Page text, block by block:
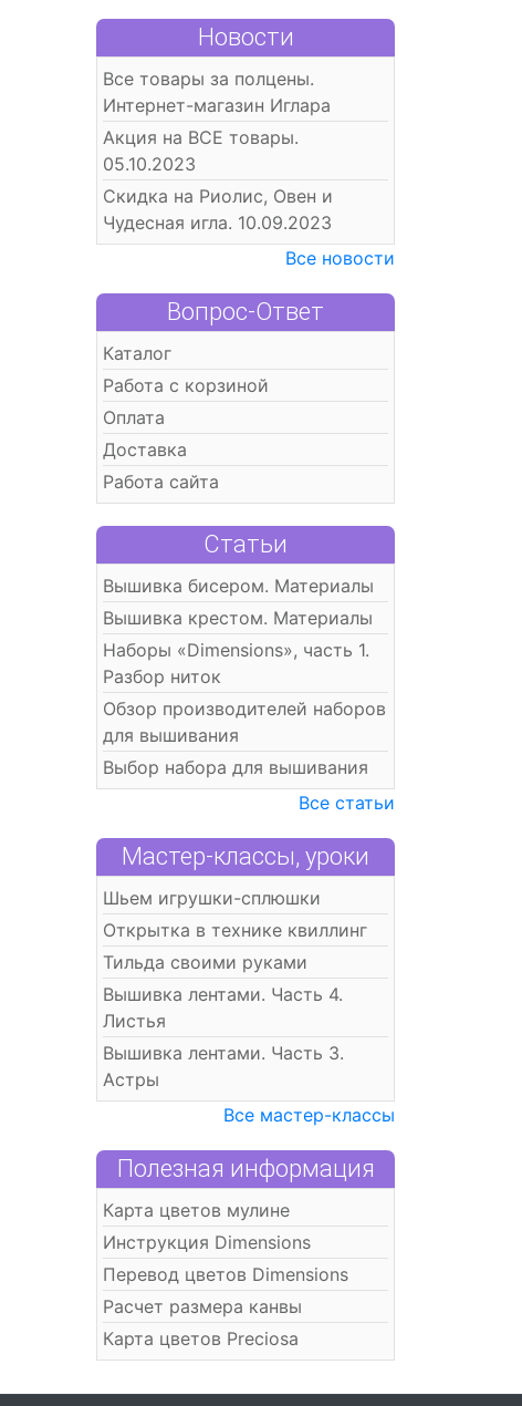
Новости
Все товары за полцены.
Интернет-магазин Иглара
Акция на ВСЕ товары.
05.10.2023
Скидка на Риолис, Овен и
Чудесная игла. 10.09.2023
Все новости
Вопрос-Ответ
Каталог
Работа с корзиной
Оплата
Доставка
Работа сайта
Статьи
Вышивка бисером. Материалы
Вышивка крестом. Материалы
Наборы «Dimensions», часть 1.
Разбор ниток
Обзор производителей наборов
для вышивания
Выбор набора для вышивания
Все статьи
Мастер-классы, уроки
Шьем игрушки-сплюшки
Открытка в технике квиллинг
Тильда своими руками
Вышивка лентами. Часть 4.
Листья
Вышивка лентами. Часть 3.
Астры
Все мастер-классы
Полезная информация
Карта цветов мулине
Инструкция Dimensions
Перевод цветов Dimensions
Расчет размера канвы
Карта цветов Preciosa